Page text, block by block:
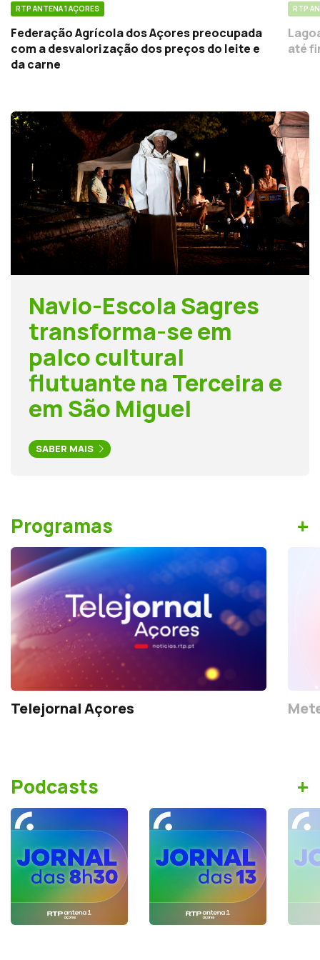
RTP ANTENA 1 AÇORES
Federação Agrícola dos Açores preocupada
com a desvalorização dos preços do leite e
da carne
RTP
até
Navio-Escola Sagres
transforma-se em
palco cultural
flutuante na Terceira e
em São Miguel
SABER MAIS
Programas +
Telejornal Açores
Podcasts +